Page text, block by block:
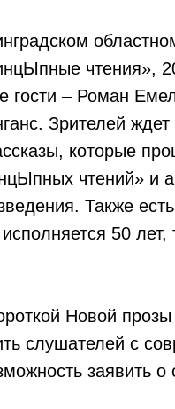
чтения»,
– Роман
Зрителей
которые
чтений» и
Также
50
Новой
слушателей с
заявить